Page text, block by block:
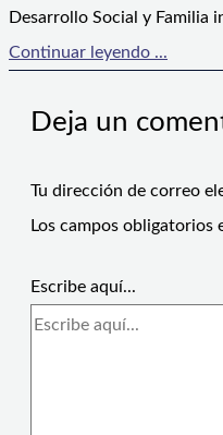
Desarrollo Social y Familia
Continuar leyendo ...
Deja un
Tu dirección de correo
Los campos obligatorios
Escribe aquí...